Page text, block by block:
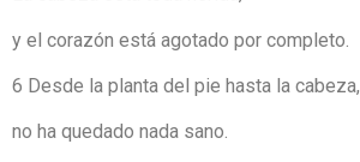
y el corazón está agotado por completo.
6 Desde la planta del pie hasta la cabeza,
no ha quedado nada sano.